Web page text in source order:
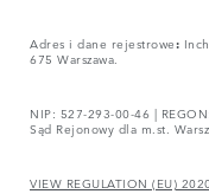
Adres i dane rejestrowe:
675 Warszawa.
NIP: 527-293-00-46 |
Sąd Rejonowy dla m.st.
VIEW REGULATION (EU)